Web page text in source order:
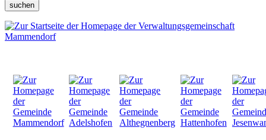
suchen